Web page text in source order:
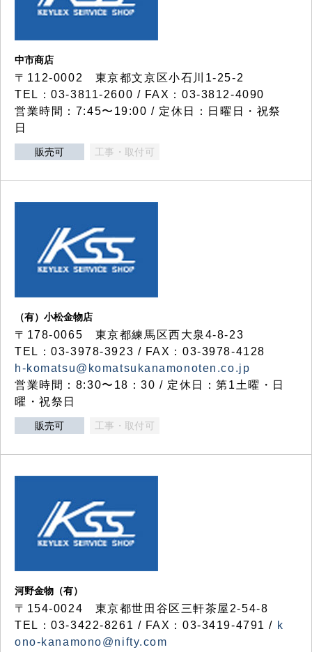
中市商店
〒112-0002 東京都文京区小石川1-25-2
TEL：03-3811-2600 / FAX：03-3812-4090
営業時間：7:45〜19:00 / 定休日：日曜日・祝祭
日
販売可 工事・取付可
（有）小松金物店
〒178-0065 東京都練馬区西大泉4-8-23
TEL：03-3978-3923 / FAX：03-3978-4128
h-komatsu@komatsukanamonoten.co.jp
営業時間：8:30〜18：30 / 定休日：第1土曜・日
曜・祝祭日
販売可 工事・取付可
河野金物（有）
〒154-0024 東京都世田谷区三軒茶屋2-54-8
TEL：03-3422-8261 / FAX：03-3419-4791 / k
ono-kanamono@nifty.com